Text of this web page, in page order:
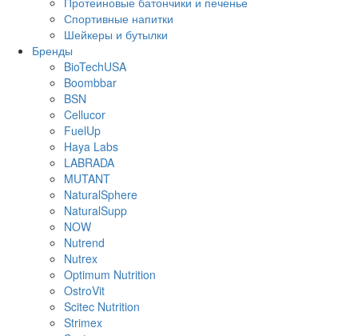
Спортивные напитки
Шейкеры и бутылки
Бренды
BioTechUSA
Boombbar
BSN
Cellucor
FuelUp
Haya Labs
LABRADA
MUTANT
NaturalSphere
NaturalSupp
NOW
Nutrend
Nutrex
Optimum Nutrition
OstroVit
Scitec Nutrition
Strimex